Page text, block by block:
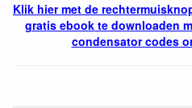
Klik hier met de
gratis ebook te downloaden
condensator codes